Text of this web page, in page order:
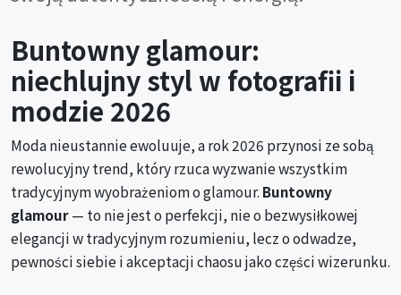
Buntowny glamour:
niechlujny styl w fotografii i
modzie 2026
Moda nieustannie ewoluuje, a rok 2026 przynosi ze sobą
rewolucyjny trend, który rzuca wyzwanie wszystkim
tradycyjnym wyobrażeniom o glamour. Buntowny
glamour— to nie jest o perfekcji, nie o bezwysiłkowej
elegancji w tradycyjnym rozumieniu, lecz o odwadze,
pewności siebie i akceptacji chaosu jako części wizerunku.